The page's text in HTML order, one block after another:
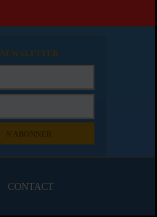
NEWSLETTER
CONTACT